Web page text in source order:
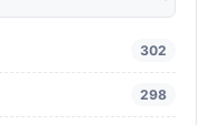
302
298